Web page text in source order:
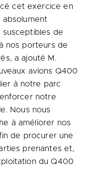
cet exercice en
de
nos porteurs de
a ajouté M.
avions Q400
à notre parc
notre
Nous nous
à améliorer nos
de procurer une
prenantes et,
du Q400